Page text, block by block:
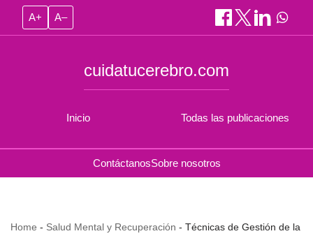
A+ A–
Inicio
cuidatucerebro.com
Todas las publicaciones
ContáctanosSobre nosotros
Home - Salud Mental y Recuperación - Técnicas de Gestión de la